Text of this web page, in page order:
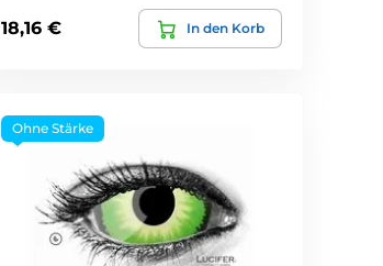
18,16 € In den Korb
Ohne Stärke